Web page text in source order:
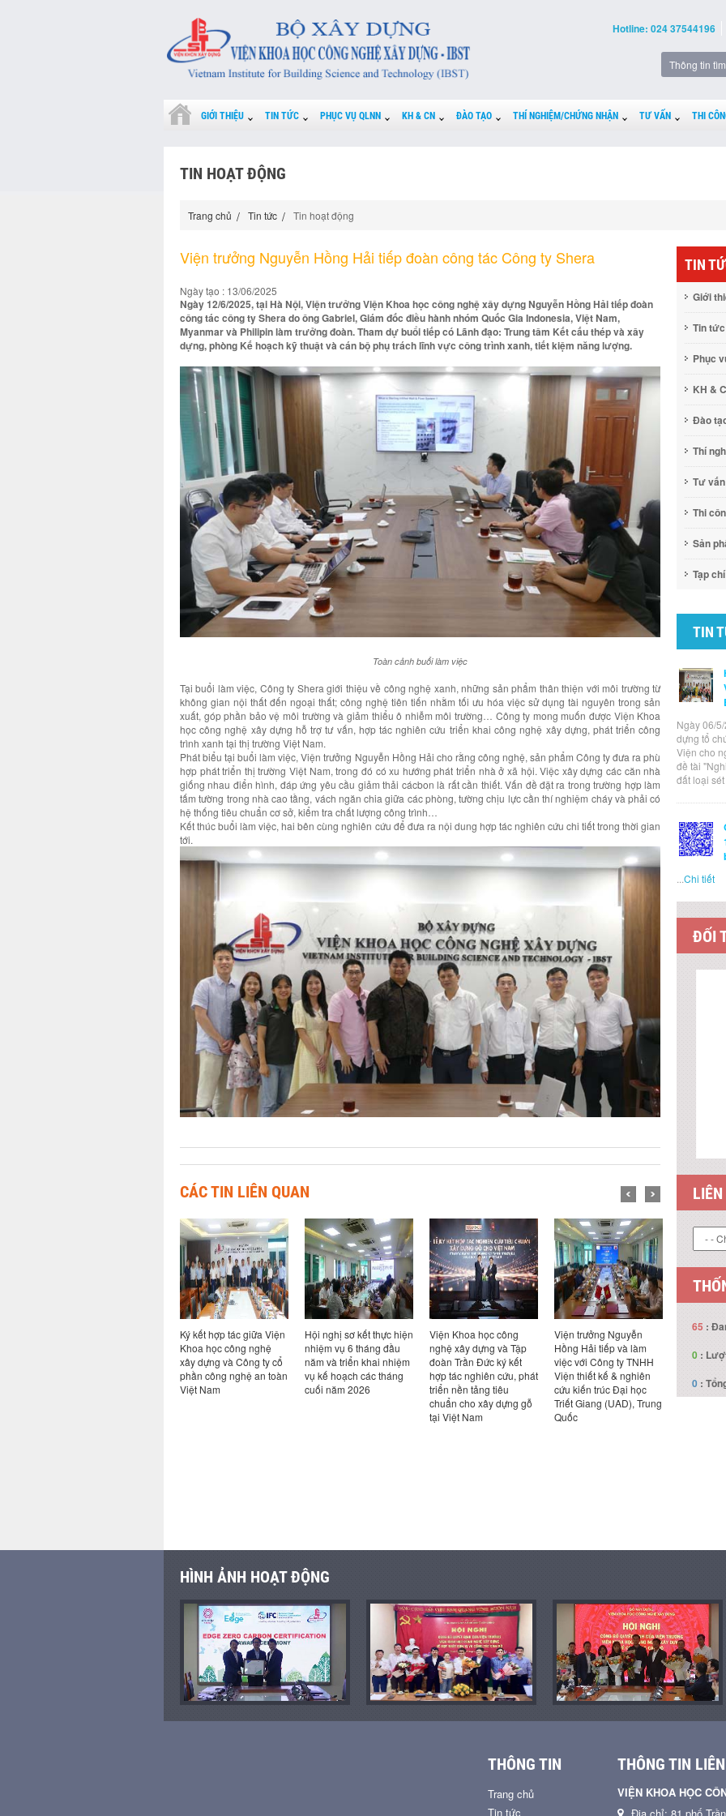
Hotline: 024 37544196
GIỚI THIỆU TIN TỨC PHỤC VỤ QLNN KH & CN ĐÀO TẠO THÍ NGHIỆM/CHỨNG NHẬN TƯ VẤN THI
TIN HOẠT ĐỘNG
Trang chủ Tin tức Tin hoạt động
Viện trưởng Nguyễn Hồng Hải tiếp đoàn công tác Công ty Shera
Ngày tạo : 13/06/2025
Ngày 12/6/2025, tại Hà Nội, Viện trưởng Viện Khoa học công nghệ xây dựng Nguyễn Hồng Hải tiếp đoàn
công tác công ty Shera do ông Gabriel, Giám đốc điều hành nhóm Quốc Gia Indonesia, Việt Nam,
Myanmar và Philipin làm trưởng đoàn. Tham dự buổi tiếp có Lãnh đạo: Trung tâm Kết cấu thép và xây
dựng, phòng Kế hoạch kỹ thuật và cán bộ phụ trách lĩnh vực công trình xanh, tiết kiệm năng lượng.
Toàn cảnh buổi làm việc
Tại buổi làm việc, Công ty Shera giới thiệu về công nghệ xanh, những sản phẩm thân thiện với môi trường từ
không gian nội thất đến ngoại thất; công nghệ tiên tiến nhằm tối ưu hóa việc sử dụng tài nguyên trong sản
xuất, góp phần bảo vệ môi trường và giảm thiểu ô nhiễm môi trường… Công ty mong muốn được Viện Khoa
học công nghệ xây dựng hỗ trợ tư vấn, hợp tác nghiên cứu triển khai công nghệ xây dựng, phát triển công
trình xanh tại thị trường Việt Nam.
Phát biểu tại buổi làm việc, Viện trưởng Nguyễn Hồng Hải cho rằng công nghệ, sản phẩm Công ty đưa ra phù
hợp phát triển thị trường Việt Nam, trong đó có xu hướng phát triển nhà ở xã hội. Việc xây dựng các căn nhà
giống nhau điển hình, đáp ứng yêu cầu giảm thải cácbon là rất cần thiết. Vấn đề đặt ra trong trường hợp làm
tấm tường trong nhà cao tầng, vách ngăn chia giữa các phòng, tường chịu lực cần thí nghiệm cháy và phải có
hệ thống tiêu chuẩn cơ sở, kiểm tra chất lượng công trình…
Kết thúc buổi làm việc, hai bên cùng nghiên cứu để đưa ra nội dung hợp tác nghiên cứu chi tiết trong thời gian
tới.
CÁC TIN LIÊN QUAN
Ký kết hợp tác giữa Viện
Khoa học công nghệ
xây dựng và Công ty cổ
phần công nghệ an toàn
Việt Nam
Hội nghị sơ kết thực hiện
nhiệm vụ 6 tháng đầu
năm và triển khai nhiệm
vụ kế hoạch các tháng
cuối năm 2026
Viện Khoa học công
nghệ xây dựng và Tập
đoàn Trần Đức ký kết
hợp tác nghiên cứu, phát
triển nền tảng tiêu
chuẩn cho xây dựng gỗ
tại Việt Nam
Viện trưởng Nguyễn
Hồng Hải tiếp và làm
việc với Công ty TNHH
Viện thiết kế & nghiên
cứu kiến trúc Đại học
Triết Giang (UAD), Trung
Quốc
Viện
việc với
Design
Bản
TIN
Giới
Tin tức
Phục
KH &
Đào
Thí
Tư vấn
Thi
Sản
Tạp chí
TIN
Ngày 06/
dựng tổ
Viện cho
đề tài
đất loại
...Chi tiết
ĐỐI
65 :
0 :
0 :
HÌNH ẢNH HOẠT ĐỘNG
THÔNG TIN
Trang chủ
Tin tức
THÔNG TIN
VIỆN KHOA HỌC
Địa chỉ: 81 phố